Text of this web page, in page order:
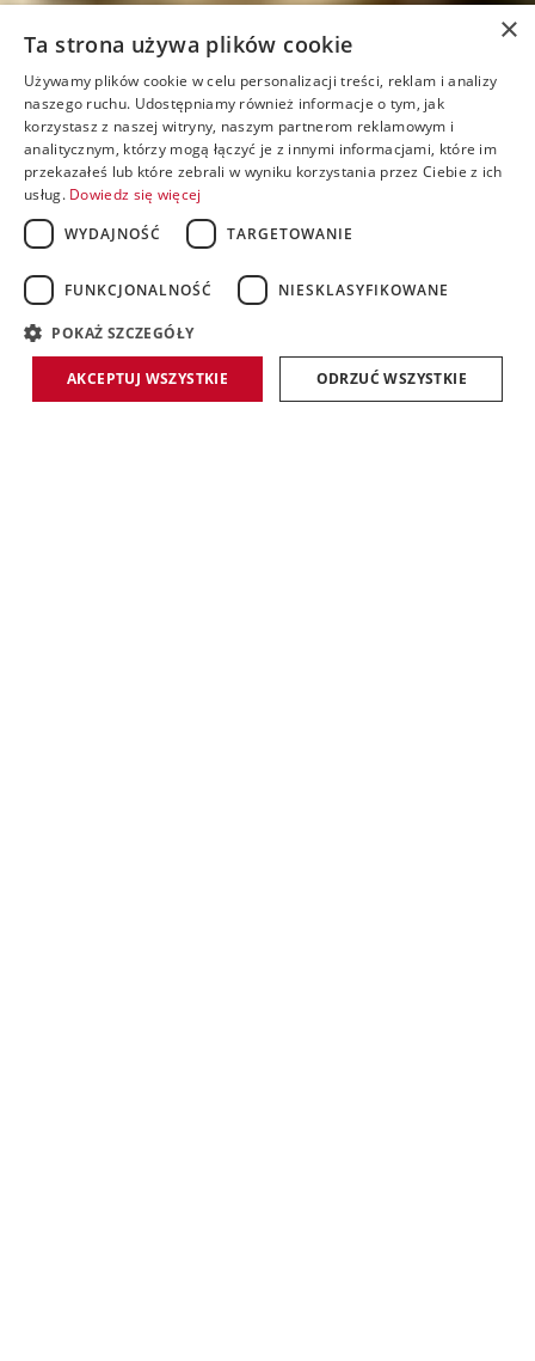
×
Ta strona używa plików cookie
Używamy plików cookie w celu personalizacji treści, reklam i analizy
naszego ruchu. Udostępniamy również informacje o tym, jak
korzystasz z naszej witryny, naszym partnerom reklamowym i
analitycznym, którzy mogą łączyć je z innymi informacjami, które im
przekazałeś lub które zebrali w wyniku korzystania przez Ciebie z ich
usług. Dowiedz się więcej
WYDAJNOŚĆ
TARGETOWANIE
FUNKCJONALNOŚĆ NIESKLASYFIKOWANE
POKAŻ SZCZEGÓŁY
AKCEPTUJ WSZYSTKIE ODRZUĆ WSZYSTKIE
accessible